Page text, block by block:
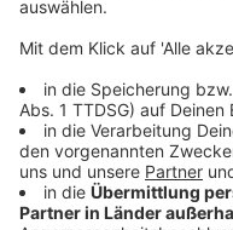
Keine Garantie
Besichtigungen
Anzeige
Die Stadt weist darauf